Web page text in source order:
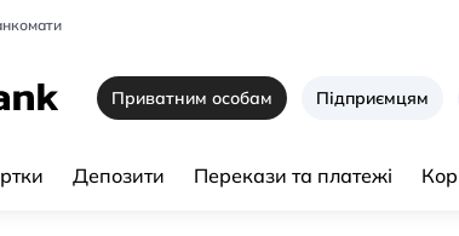
Приватним особам Підприємцям
Депозити Перекази та платежі